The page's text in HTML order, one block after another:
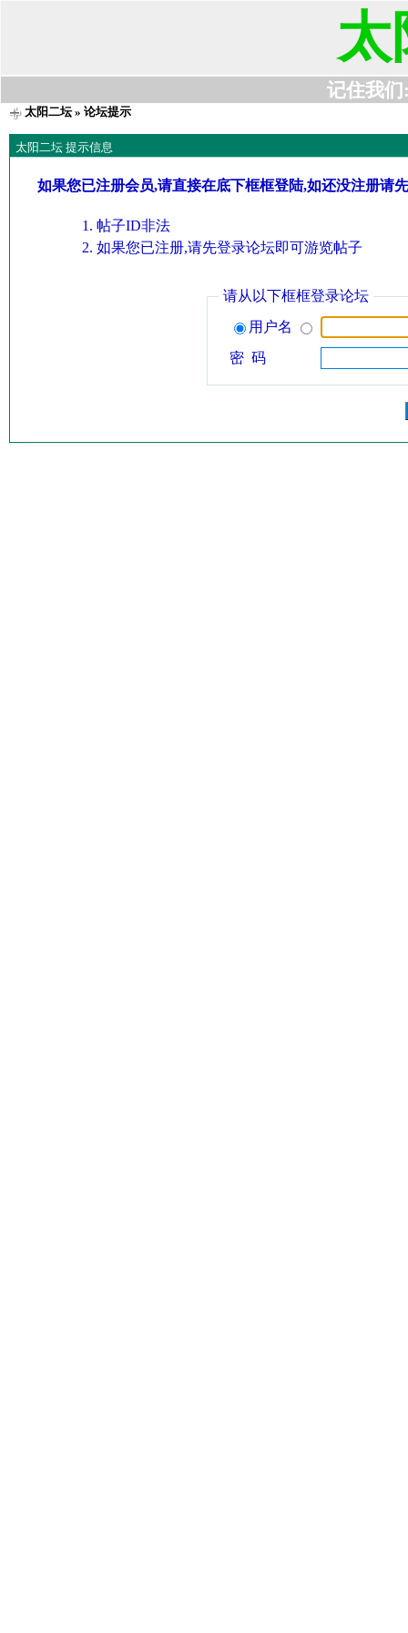
太
记住我们
太阳二坛» 论坛提示
太阳二坛 提示信息
如果您已注册会员,请直接在底下框框登陆,如还没注册请
帖子ID非法
如果您已注册,请先登录论坛即可游览帖子
请从以下框框登录论坛
用户名
密 码